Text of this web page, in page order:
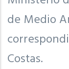
de Medio
Costas.